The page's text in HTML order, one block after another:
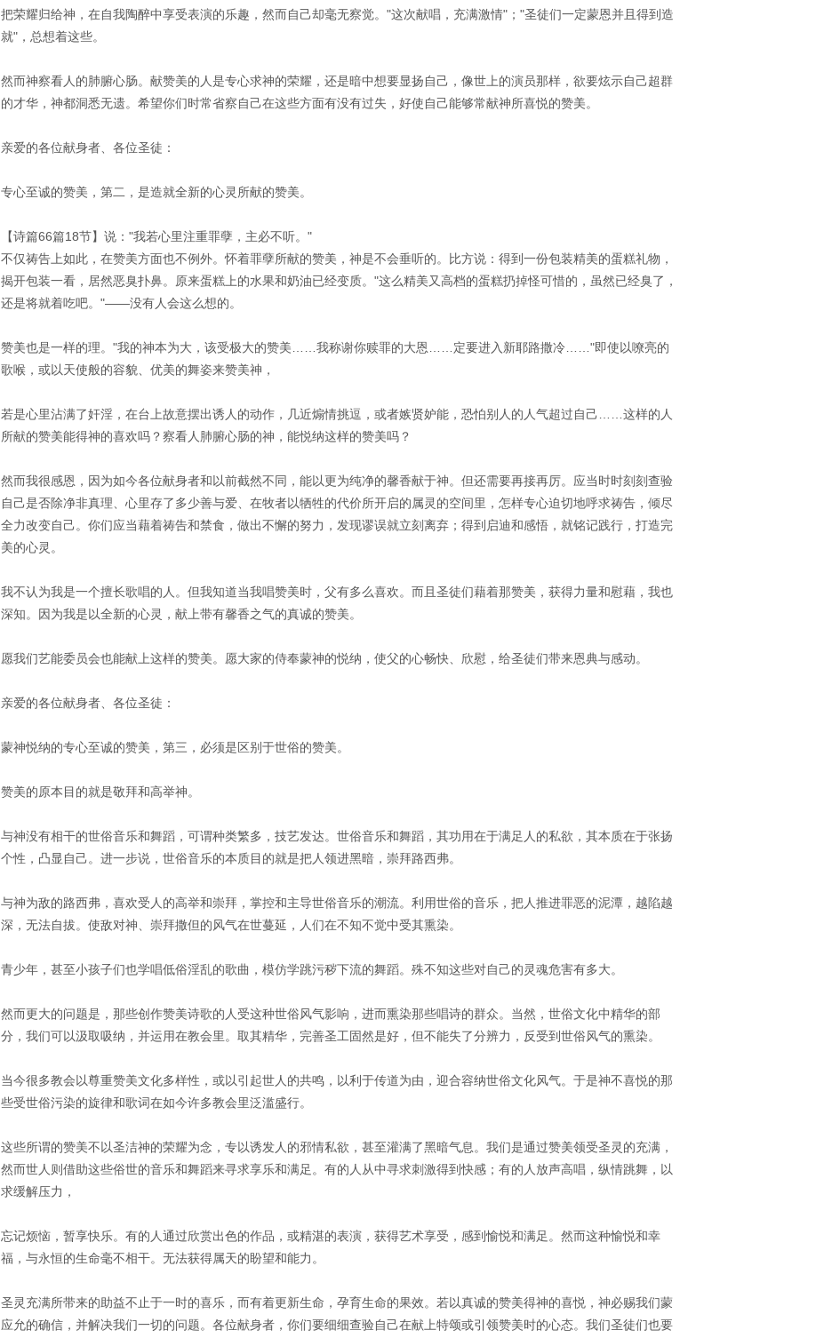
把荣耀归给神，在自我陶醉中享受表演的乐趣，然而自己却毫无察觉。"这次献唱，充满激情"；"圣徒们一定蒙恩并且得到造
就"，总想着这些。
然而神察看人的肺腑心肠。献赞美的人是专心求神的荣耀，还是暗中想要显扬自己，像世上的演员那样，欲要炫示自己超群
的才华，神都洞悉无遗。希望你们时常省察自己在这些方面有没有过失，好使自己能够常献神所喜悦的赞美。
亲爱的各位献身者、各位圣徒：
专心至诚的赞美，第二，是造就全新的心灵所献的赞美。
【诗篇66篇18节】说："我若心里注重罪孽，主必不听。"
不仅祷告上如此，在赞美方面也不例外。怀着罪孽所献的赞美，神是不会垂听的。比方说：得到一份包装精美的蛋糕礼物，
揭开包装一看，居然恶臭扑鼻。原来蛋糕上的水果和奶油已经变质。"这么精美又高档的蛋糕扔掉怪可惜的，虽然已经臭了，
还是将就着吃吧。"——没有人会这么想的。
赞美也是一样的理。"我的神本为大，该受极大的赞美……我称谢你赎罪的大恩……定要进入新耶路撒冷……"即使以嘹亮的
歌喉，或以天使般的容貌、优美的舞姿来赞美神，
若是心里沾满了奸淫，在台上故意摆出诱人的动作，几近煽情挑逗，或者嫉贤妒能，恐怕别人的人气超过自己……这样的人
所献的赞美能得神的喜欢吗？察看人肺腑心肠的神，能悦纳这样的赞美吗？
然而我很感恩，因为如今各位献身者和以前截然不同，能以更为纯净的馨香献于神。但还需要再接再厉。应当时时刻刻查验
自己是否除净非真理、心里存了多少善与爱、在牧者以牺牲的代价所开启的属灵的空间里，怎样专心迫切地呼求祷告，倾尽
全力改变自己。你们应当藉着祷告和禁食，做出不懈的努力，发现谬误就立刻离弃；得到启迪和感悟，就铭记践行，打造完
美的心灵。
我不认为我是一个擅长歌唱的人。但我知道当我唱赞美时，父有多么喜欢。而且圣徒们藉着那赞美，获得力量和慰藉，我也
深知。因为我是以全新的心灵，献上带有馨香之气的真诚的赞美。
愿我们艺能委员会也能献上这样的赞美。愿大家的侍奉蒙神的悦纳，使父的心畅快、欣慰，给圣徒们带来恩典与感动。
亲爱的各位献身者、各位圣徒：
蒙神悦纳的专心至诚的赞美，第三，必须是区别于世俗的赞美。
赞美的原本目的就是敬拜和高举神。
与神没有相干的世俗音乐和舞蹈，可谓种类繁多，技艺发达。世俗音乐和舞蹈，其功用在于满足人的私欲，其本质在于张扬
个性，凸显自己。进一步说，世俗音乐的本质目的就是把人领进黑暗，崇拜路西弗。
与神为敌的路西弗，喜欢受人的高举和崇拜，掌控和主导世俗音乐的潮流。利用世俗的音乐，把人推进罪恶的泥潭，越陷越
深，无法自拔。使敌对神、崇拜撒但的风气在世蔓延，人们在不知不觉中受其熏染。
青少年，甚至小孩子们也学唱低俗淫乱的歌曲，模仿学跳污秽下流的舞蹈。殊不知这些对自己的灵魂危害有多大。
然而更大的问题是，那些创作赞美诗歌的人受这种世俗风气影响，进而熏染那些唱诗的群众。当然，世俗文化中精华的部
分，我们可以汲取吸纳，并运用在教会里。取其精华，完善圣工固然是好，但不能失了分辨力，反受到世俗风气的熏染。
当今很多教会以尊重赞美文化多样性，或以引起世人的共鸣，以利于传道为由，迎合容纳世俗文化风气。于是神不喜悦的那
些受世俗污染的旋律和歌词在如今许多教会里泛滥盛行。
这些所谓的赞美不以圣洁神的荣耀为念，专以诱发人的邪情私欲，甚至灌满了黑暗气息。我们是通过赞美领受圣灵的充满，
然而世人则借助这些俗世的音乐和舞蹈来寻求享乐和满足。有的人从中寻求刺激得到快感；有的人放声高唱，纵情跳舞，以
求缓解压力，
忘记烦恼，暂享快乐。有的人通过欣赏出色的作品，或精湛的表演，获得艺术享受，感到愉悦和满足。然而这种愉悦和幸
福，与永恒的生命毫不相干。无法获得属天的盼望和能力。
圣灵充满所带来的助益不止于一时的喜乐，而有着更新生命，孕育生命的果效。若以真诚的赞美得神的喜悦，神必赐我们蒙
应允的确信，并解决我们一切的问题。各位献身者，你们要细细查验自己在献上特颂或引领赞美时的心态。我们圣徒们也要